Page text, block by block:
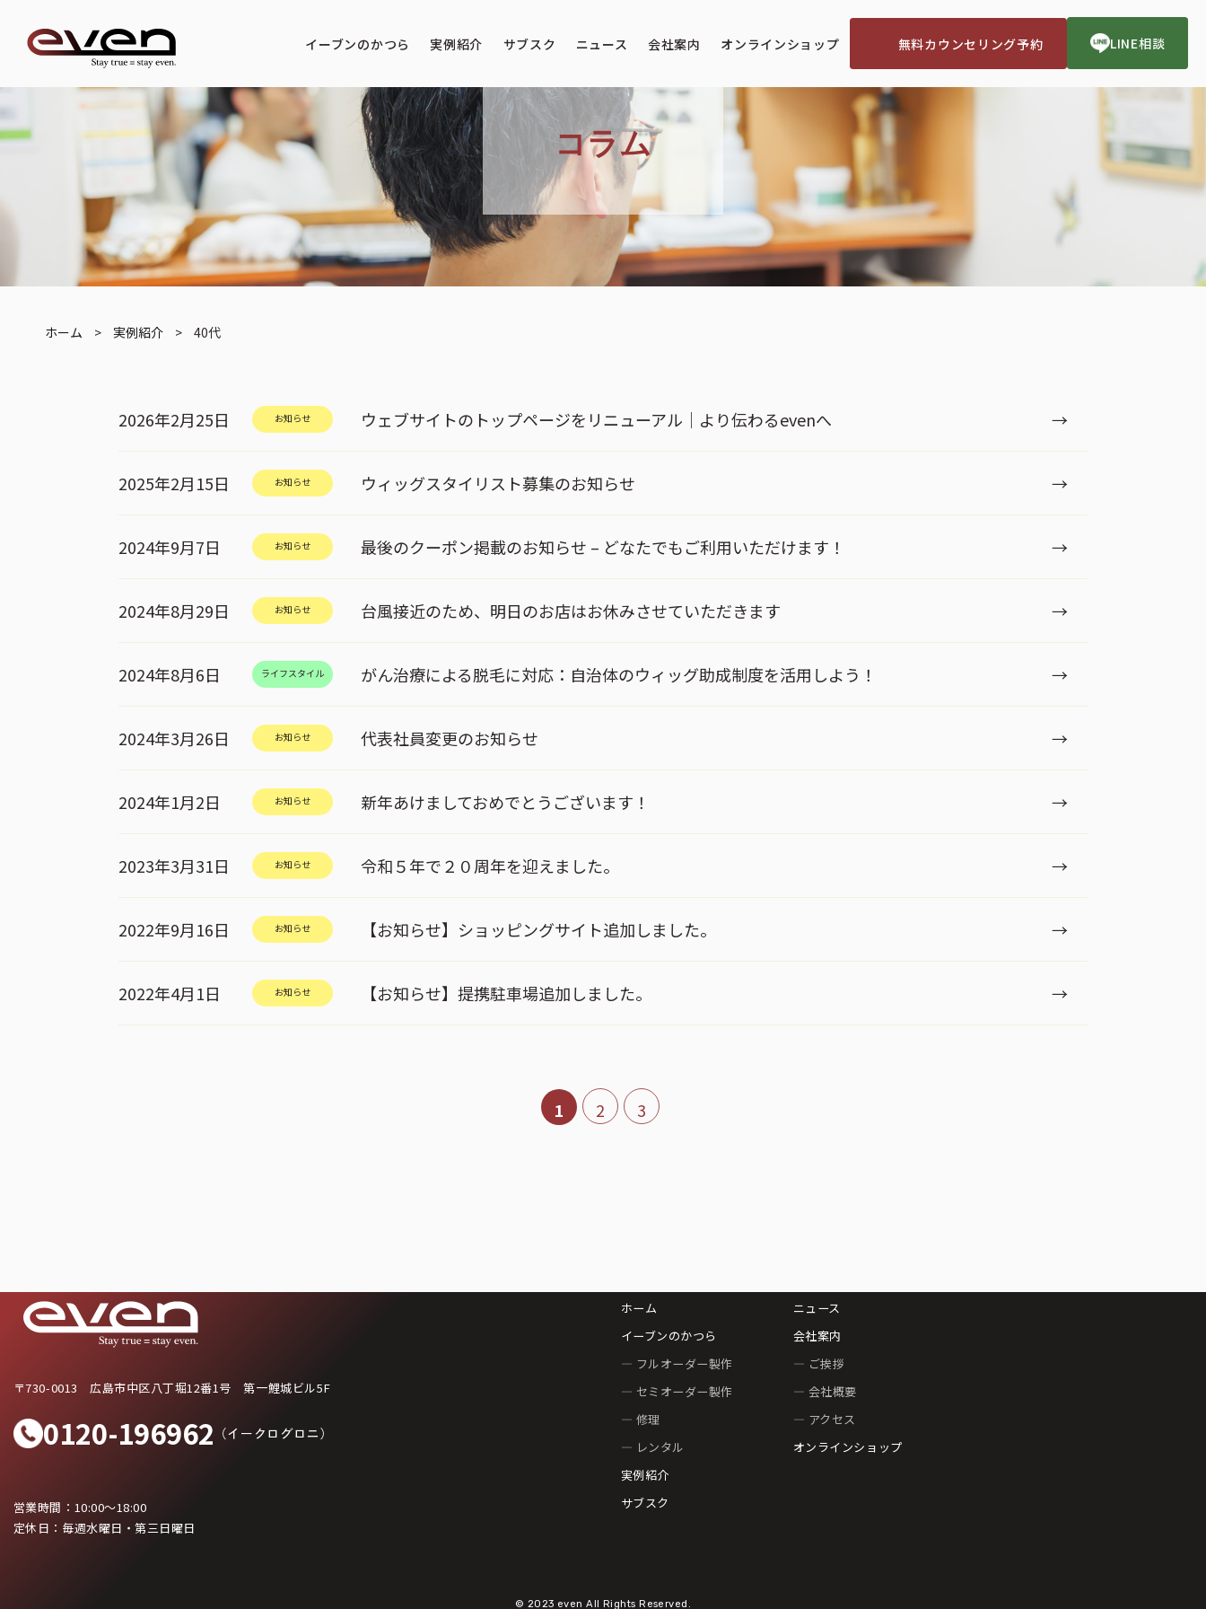
イーブンのかつら 実例紹介 サブスク ニュース 会社案内 オンラインショップ 無料カウンセリング予約 LINE相談
コラム
ホーム > 実例紹介 > 40代
2026年2月25日 お知らせ ウェブサイトのトップページをリニューアル｜より伝わるevenへ →
2025年2月15日 お知らせ ウィッグスタイリスト募集のお知らせ →
2024年9月7日 お知らせ 最後のクーポン掲載のお知らせ – どなたでもご利用いただけます！ →
2024年8月29日 お知らせ 台風接近のため、明日のお店はお休みさせていただきます →
2024年8月6日 ライフスタイル がん治療による脱毛に対応：自治体のウィッグ助成制度を活用しよう！ →
2024年3月26日 お知らせ 代表社員変更のお知らせ →
2024年1月2日 お知らせ 新年あけましておめでとうございます！ →
2023年3月31日 お知らせ 令和５年で２０周年を迎えました。 →
2022年9月16日 お知らせ 【お知らせ】ショッピングサイト追加しました。 →
2022年4月1日 お知らせ 【お知らせ】提携駐車場追加しました。 →
1 2 3
〒730-0013広島市中区八丁堀12番1号 第一鯉城ビル5F
0120-196962 （イークログロニ）
営業時間：10:00〜18:00
定休日：毎週水曜日・第三日曜日
ホーム
イーブンのかつら
— フルオーダー製作
— セミオーダー製作
— 修理
— レンタル
実例紹介
サブスク
ニュース
会社案内
— ご挨拶
— 会社概要
— アクセス
オンラインショップ
© 2023 even All Rights Reserved.